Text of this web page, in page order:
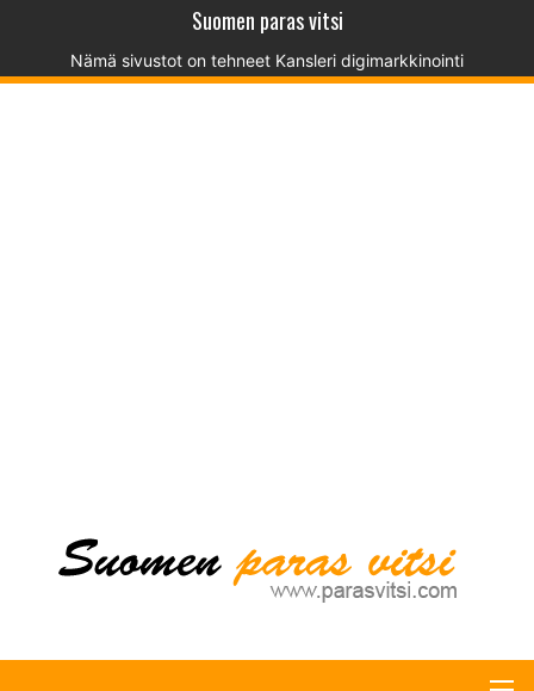
Suomen paras vitsi
Nämä sivustot on tehneet Kansleri digimarkkinointi